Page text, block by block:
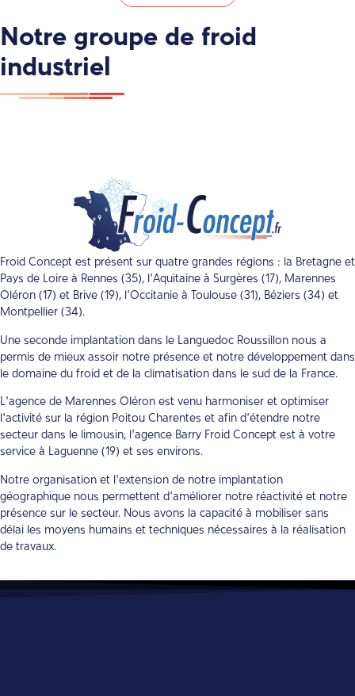
Notre groupe de froid
industriel
Froid Concept est présent sur quatre grandes régions : la Bretagne et
Pays de Loire à Rennes (35), l’Aquitaine à Surgères (17), Marennes
Oléron (17) et Brive (19), l’Occitanie à Toulouse (31), Béziers (34) et
Montpellier (34).
Une seconde implantation dans le Languedoc Roussillon nous a
permis de mieux assoir notre présence et notre développement dans
le domaine du froid et de la climatisation dans le sud de la France.
L’agence de Marennes Oléron est venu harmoniser et optimiser
l’activité sur la région Poitou Charentes et afin d’étendre notre
secteur dans le limousin, l’agence Barry Froid Concept est à votre
service à Laguenne (19) et ses environs.
Notre organisation et l’extension de notre implantation
géographique nous permettent d’améliorer notre réactivité et notre
présence sur le secteur. Nous avons la capacité à mobiliser sans
délai les moyens humains et techniques nécessaires à la réalisation
de travaux.